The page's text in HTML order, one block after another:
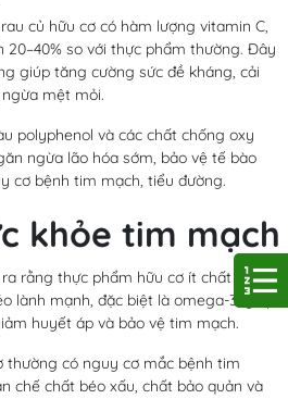
củ hữu cơ có hàm lượng vitamin C,
20–40% so với thực phẩm thường. Đây
giúp tăng cường sức đề kháng, cải
mệt mỏi.
polyphenol và các chất chống oxy
ngừa lão hóa sớm, bảo vệ tế bào
cơ bệnh tim mạch, tiểu đường.
khỏe tim mạch
rằng thực phẩm hữu cơ ít chất béo
lành mạnh, đặc biệt là omega-3, giúp
huyết áp và bảo vệ tim mạch.
thường có nguy cơ mắc bệnh tim
chế chất béo xấu, chất bảo quản và